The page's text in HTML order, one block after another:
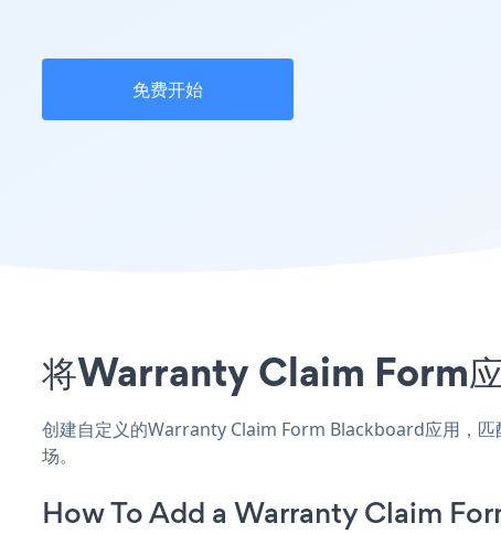
免费开始
将Warranty Claim Form应
创建自定义的Warranty Claim Form Blackboard应用，
场。
How To Add a Warranty Claim